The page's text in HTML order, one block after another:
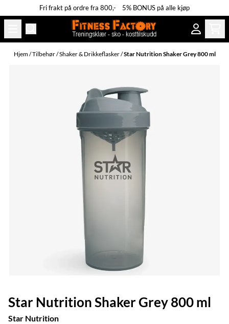
Hopp til innholdFri frakt på ordre fra 800,- 5% BONUS på alle kjøp
Hjem/Tilbehør/Shaker & Drikkeflasker/Star Nutrition Shaker Grey 800 ml
Star Nutrition Shaker Grey 800 ml
Star Nutrition